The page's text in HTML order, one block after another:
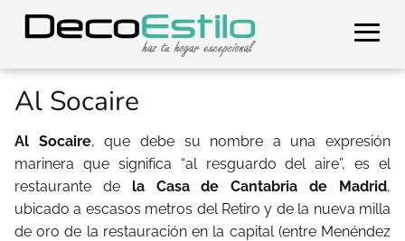
Al Socaire
Al Socaire, que debe su nombre a una expresión
marinera que significa “al resguardo del aire”, es el
restaurante de la Casa de Cantabria de Madrid,
ubicado a escasos metros del Retiro y de la nueva milla
de oro de la restauración en la capital (entre Menéndez